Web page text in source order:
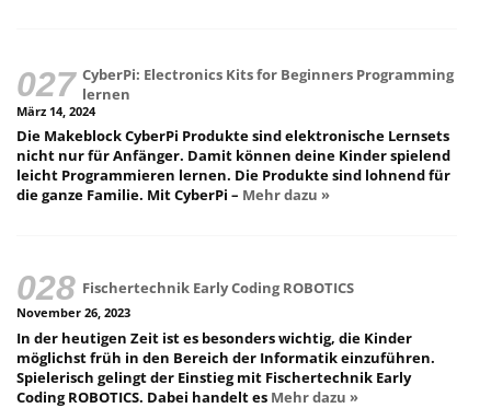
CyberPi: Electronics Kits for Beginners Programming
lernen
März 14, 2024
Die Makeblock CyberPi Produkte sind elektronische Lernsets
nicht nur für Anfänger. Damit können deine Kinder spielend
leicht Programmieren lernen. Die Produkte sind lohnend für
die ganze Familie. Mit CyberPi – Mehr dazu »
Fischertechnik Early Coding ROBOTICS
November 26, 2023
In der heutigen Zeit ist es besonders wichtig, die Kinder
möglichst früh in den Bereich der Informatik einzuführen.
Spielerisch gelingt der Einstieg mit Fischertechnik Early
Coding ROBOTICS. Dabei handelt es Mehr dazu »